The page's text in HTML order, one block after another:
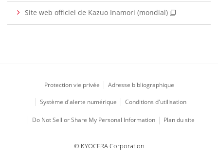
Site web officiel de Kazuo Inamori (mondial)
Protection vie privée Adresse bibliographique
Système d'alerte numérique Conditions d'utilisation
Do Not Sell or Share My Personal Information Plan du site
© KYOCERA Corporation